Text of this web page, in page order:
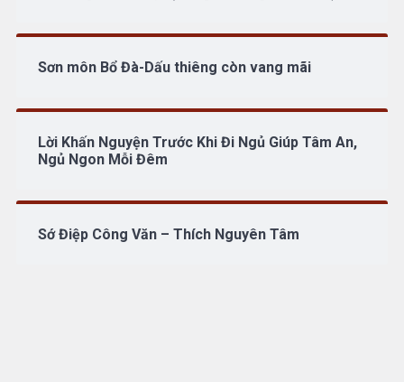
Sơn môn Bổ Đà-Dấu thiêng còn vang mãi
Lời Khấn Nguyện Trước Khi Đi Ngủ Giúp Tâm An,
Ngủ Ngon Mỗi Đêm
Sớ Điệp Công Văn – Thích Nguyên Tâm